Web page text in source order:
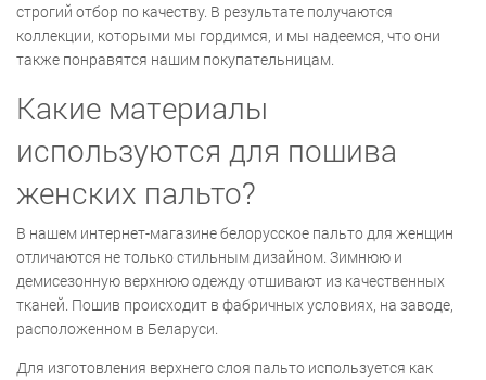
строгий отбор по качеству. В результате получаются
коллекции, которыми мы гордимся, и мы надеемся, что они
также понравятся нашим покупательницам.
Какие материалы
используются для пошива
женских пальто?
В нашем интернет-магазине белорусское пальто для женщин
отличаются не только стильным дизайном. Зимнюю и
демисезонную верхнюю одежду отшивают из качественных
тканей. Пошив происходит в фабричных условиях, на заводе,
расположенном в Беларуси.
Для изготовления верхнего слоя пальто используется как